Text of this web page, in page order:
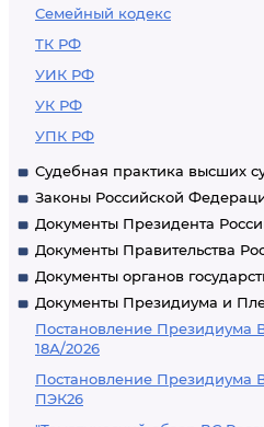
Семейный кодекс
ТК РФ
УИК РФ
УК РФ
УПК РФ
Судебная практика высших
Законы Российской
Документы Президента
Документы Правительства
Документы органов
Документы Президиума и
Постановление Президиума
18А/2026
Постановление Президиума
ПЭК26